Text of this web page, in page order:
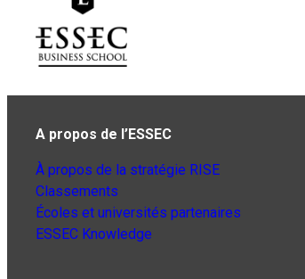
A propos de l’ESSEC
À propos de la stratégie RISE
Classements
Écoles et universités partenaires
ESSEC Knowledge